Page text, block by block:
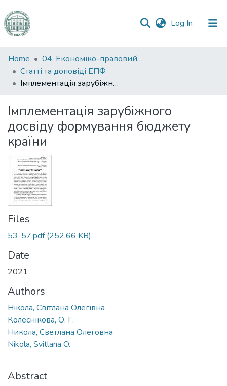
Log In (current)
Communities
&
Collections
Statistics
Home
04. Економіко-правовий факультет
Статті та доповіді ЕПФ
Імплементація зарубіжного досвіду формування бюджету країни
Імплементація зарубіжного
досвіду формування бюджету
країни
Files
53-57.pdf(252.66 KB)
Date
2021
Authors
Нікола, Світлана Олегівна
Колеснікова, О. Г.
Никола, Светлана Олеговна
Nikola, Svitlana O.
Abstract